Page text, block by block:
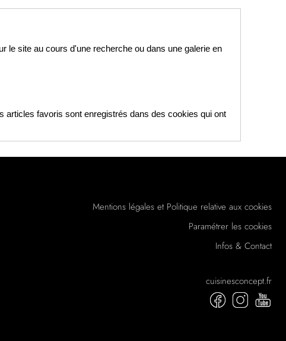
le site au cours d'une recherche ou dans une galerie en
articles favoris sont enregistrés dans des cookies qui ont
Mentions légales et Politique relative aux cookies
Paramétrer les cookies
Infos & Contact
cuisinesconcept.fr